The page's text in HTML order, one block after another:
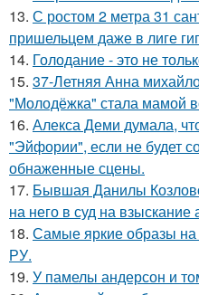
13. С ростом 2 метра 31
пришельцем даже в лиге
14. Голодание - это не
15. 37-Летняя Анна
"Молодёжка" стала мамой
16. Алекса Деми думала,
"Эйфории", если не будет
обнаженные сцены.
17. Бывшая Данилы
на него в суд на взыскание
18. Самые яркие образы на
РУ.
19. У памелы андерсон и